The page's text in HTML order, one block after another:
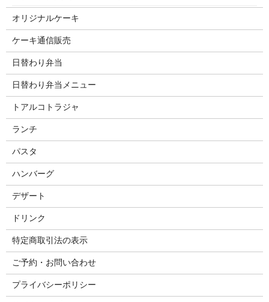
オリジナルケーキ
ケーキ通信販売
日替わり弁当
日替わり弁当メニュー
トアルコトラジャ
ランチ
パスタ
ハンバーグ
デザート
ドリンク
特定商取引法の表示
ご予約・お問い合わせ
プライバシーポリシー